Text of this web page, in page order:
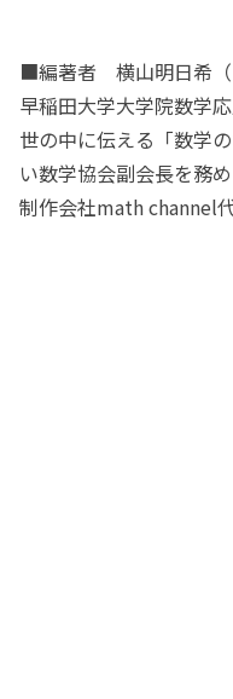
■編著者 横山明日希（
早稲田大学大学院数学
世の中に伝える「数学
い数学協会副会長を務
制作会社math channel